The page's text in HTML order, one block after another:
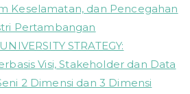
Keselamatan, dan Pencegahan
Pertambangan
STRATEGY:
Visi, Stakeholder dan Data
2 Dimensi dan 3 Dimensi